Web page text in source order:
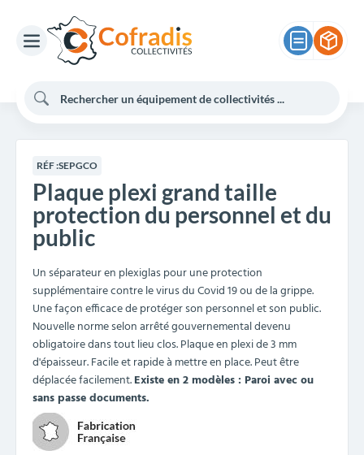
RÉF :SEPGCO
Plaque plexi grand taille
protection du personnel et du
public
Un séparateur en plexiglas pour une protection
supplémentaire contre le virus du Covid 19 ou de la grippe.
Une façon efficace de protéger son personnel et son public.
Nouvelle norme selon arrêté gouvernemental devenu
obligatoire dans tout lieu clos. Plaque en plexi de 3 mm
d'épaisseur. Facile et rapide à mettre en place. Peut être
déplacée facilement.Existe en 2 modèles : Paroi avec ou
sans passe documents.